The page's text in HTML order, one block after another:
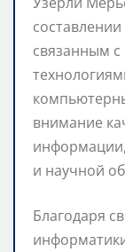
связанным
внимание
информации,
и научной
Благодаря